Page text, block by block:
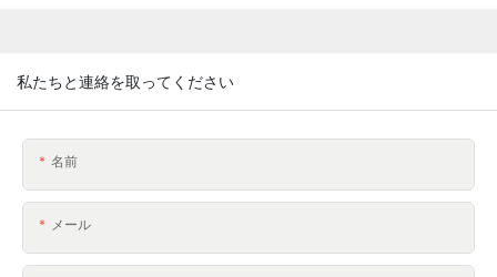
私たちと連絡を取ってください
名前
メール